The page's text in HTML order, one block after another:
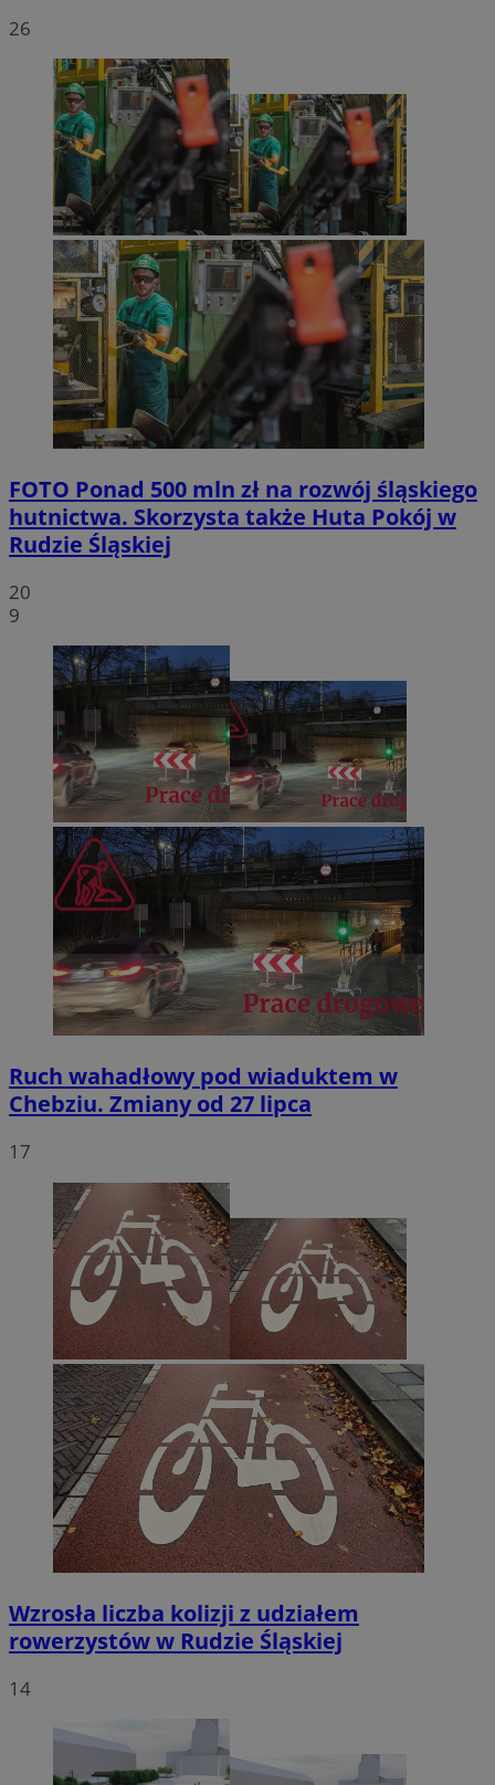
26
FOTO Ponad 500 mln zł na rozwój śląskiego
hutnictwa. Skorzysta także Huta Pokój w
Rudzie Śląskiej
20
9
Ruch wahadłowy pod wiaduktem w
Chebziu. Zmiany od 27 lipca
17
Wzrosła liczba kolizji z udziałem
rowerzystów w Rudzie Śląskiej
14